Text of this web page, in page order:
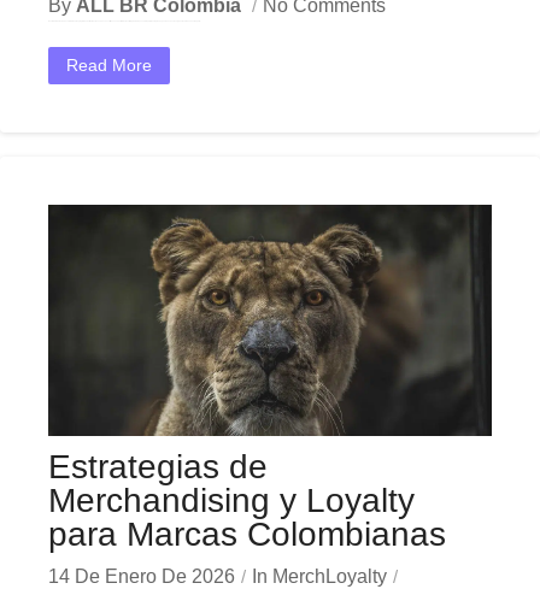
By ALL BR Colombia No Comments
Read More
Estrategias de
Merchandising y Loyalty
para Marcas Colombianas
14 De Enero De 2026 In MerchLoyalty